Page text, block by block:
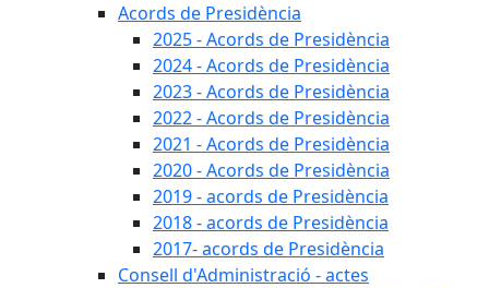
Acords de Presidència
2025 - Acords de Presidència
2024 - Acords de Presidència
2023 - Acords de Presidència
2022 - Acords de Presidència
2021 - Acords de Presidència
2020 - Acords de Presidència
2019 - acords de Presidència
2018 - acords de Presidència
2017- acords de Presidència
Consell d'Administració - actes